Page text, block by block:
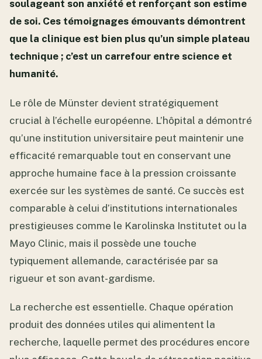
soulageant son anxiété et renforçant son estime
de soi. Ces témoignages émouvants démontrent
que la clinique est bien plus qu’un simple plateau
technique ; c’est un carrefour entre science et
humanité.
Le rôle de Münster devient stratégiquement
crucial à l’échelle européenne. L’hôpital a démontré
qu’une institution universitaire peut maintenir une
efficacité remarquable tout en conservant une
approche humaine face à la pression croissante
exercée sur les systèmes de santé. Ce succès est
comparable à celui d’institutions internationales
prestigieuses comme le Karolinska Institutet ou la
Mayo Clinic, mais il possède une touche
typiquement allemande, caractérisée par sa
rigueur et son avant-gardisme.
La recherche est essentielle. Chaque opération
produit des données utiles qui alimentent la
recherche, laquelle permet des procédures encore